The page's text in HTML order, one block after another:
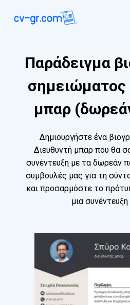
Παράδειγμα
σημειώματος
μπαρ
Δημιουργήστε ένα
Διευθυντή μπαρ που θα
συνέντευξη με τα δωρεάν
συμβουλές μας για τη
και προσαρμόστε το
μια